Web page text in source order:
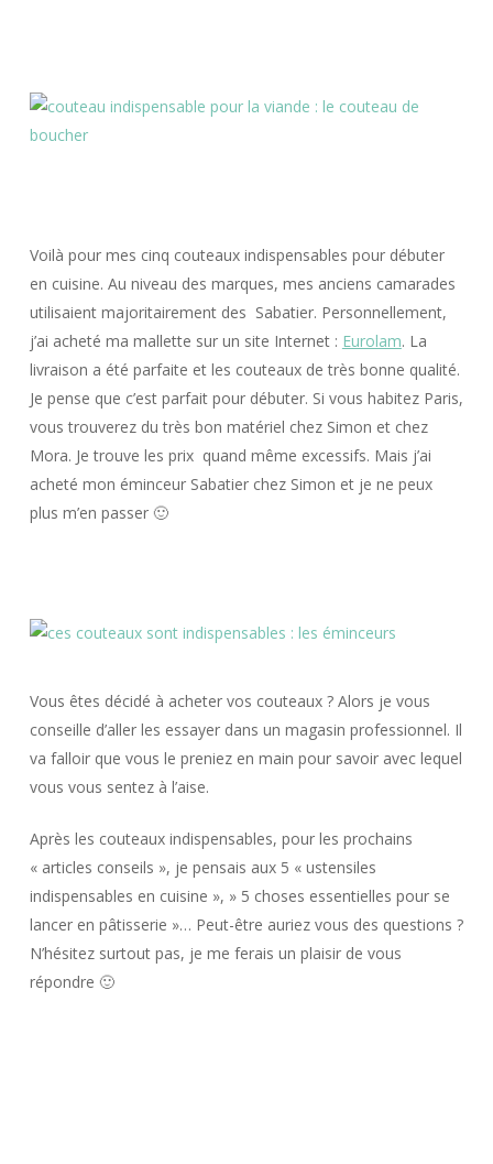
Voilà pour mes cinq couteaux indispensables pour débuter
en cuisine. Au niveau des marques, mes anciens camarades
utilisaient majoritairement des Sabatier. Personnellement,
j’ai acheté ma mallette sur un site Internet : Eurolam. La
livraison a été parfaite et les couteaux de très bonne qualité.
Je pense que c’est parfait pour débuter. Si vous habitez Paris,
vous trouverez du très bon matériel chez Simon et chez
Mora. Je trouve les prix quand même excessifs. Mais j’ai
acheté mon éminceur Sabatier chez Simon et je ne peux
plus m’en passer 🙂
Vous êtes décidé à acheter vos couteaux ? Alors je vous
conseille d’aller les essayer dans un magasin professionnel. Il
va falloir que vous le preniez en main pour savoir avec lequel
vous vous sentez à l’aise.
Après les couteaux indispensables, pour les prochains
« articles conseils », je pensais aux 5 « ustensiles
indispensables en cuisine », » 5 choses essentielles pour se
lancer en pâtisserie »… Peut-être auriez vous des questions ?
N’hésitez surtout pas, je me ferais un plaisir de vous
répondre 🙂